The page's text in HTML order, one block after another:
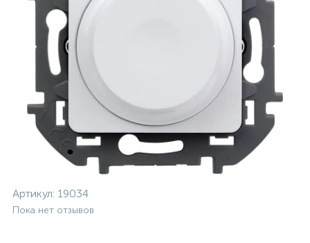
Артикул: 19034
Пока нет отзывов